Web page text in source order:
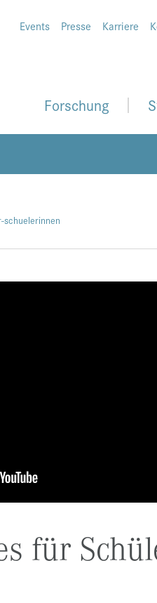
Events Presse Karriere
Forschung
schuelerinnen
für